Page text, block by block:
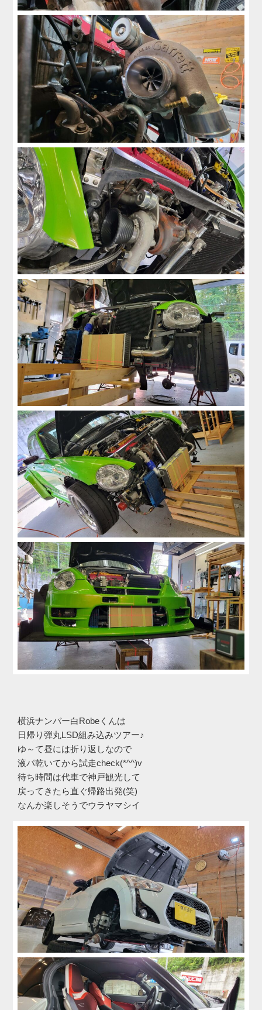
横浜ナンバー白Robeくんは
日帰り弾丸LSD組み込みツアー♪
ゆ～て昼には折り返しなので
液パ乾いてから試走check(*^^)v
待ち時間は代車で神戸観光して
戻ってきたら直ぐ帰路出発(笑)
なんか楽しそうでウラヤマシイ